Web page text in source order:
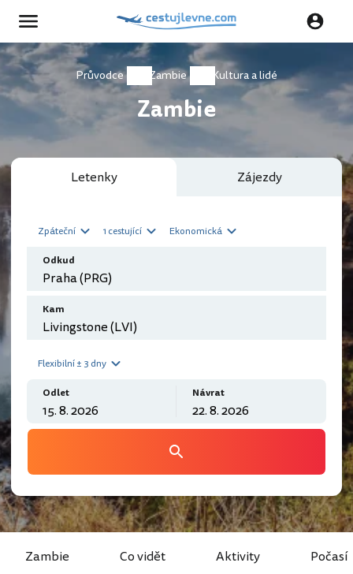
Průvodce Zambie Kultura a lidé
Zambie
Letenky Zájezdy
Zpáteční 1 cestující Ekonomická
Odkud
Kam
Flexibilní ± 3 dny
Odlet Návrat
Zambie Co vidět Aktivity Počasí